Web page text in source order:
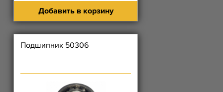
Добавить в корзину
Подшипник 50306